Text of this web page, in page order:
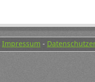
Impressum -